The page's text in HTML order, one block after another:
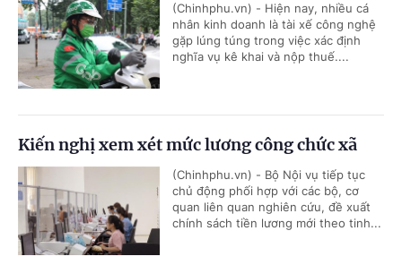
(Chinhphu.vn) - Hiện nay, nhiều cá
nhân kinh doanh là tài xế công nghệ
gặp lúng túng trong việc xác định
nghĩa vụ kê khai và nộp thuế....
Kiến nghị xem xét mức lương công chức xã
(Chinhphu.vn) - Bộ Nội vụ tiếp tục
chủ động phối hợp với các bộ, cơ
quan liên quan nghiên cứu, đề xuất
chính sách tiền lương mới theo tinh...